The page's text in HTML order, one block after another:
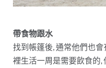
帶食物跟水
找到帳篷後, 通常他們也
裡生活一周是需要飲食的,